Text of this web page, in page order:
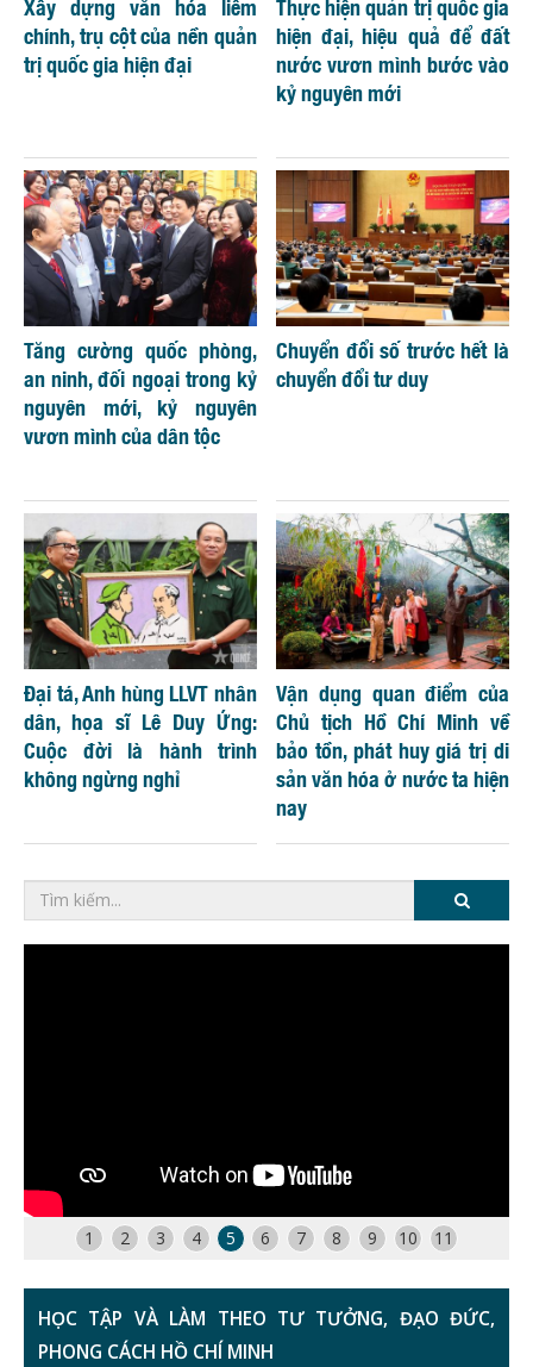
chính, trụ cột của nền quản
trị quốc gia hiện đại
hiện đại, hiệu quả để đất
nước vươn mình bước vào
kỷ nguyên mới
Tăng cường quốc phòng,
an ninh, đối ngoại trong kỷ
nguyên mới, kỷ nguyên
vươn mình của dân tộc
Chuyển đổi số trước hết là
chuyển đổi tư duy
Đại tá, Anh hùng LLVT nhân
dân, họa sĩ Lê Duy Ứng:
Cuộc đời là hành trình
không ngừng nghỉ
Vận dụng quan điểm của
Chủ tịch Hồ Chí Minh về
bảo tồn, phát huy giá trị di
sản văn hóa ở nước ta hiện
nay
1 2 3 4 5 6 7 8 9 10 11
HỌC TẬP VÀ LÀM THEO TƯ TƯỞNG, ĐẠO ĐỨC,
PHONG CÁCH HỒ CHÍ MINH